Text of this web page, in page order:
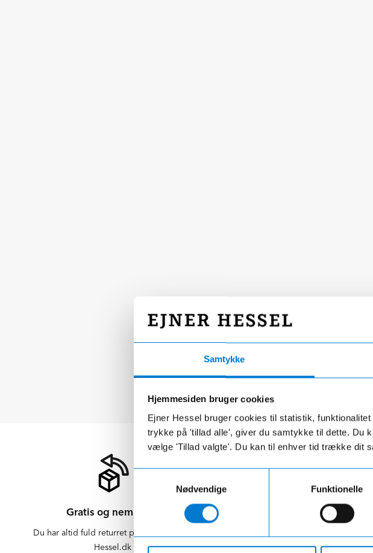
Samtykke
Hjemmesiden bruger cookies
Ejner Hessel bruger cookies til statistik,
trykke på 'tillad alle', giver du samtykke til dette. Du
vælge 'Tillad valgte'. Du kan til enhver tid trække dit
Nødvendige
Funktionelle
Gratis og nem retur
Du har altid fuld returret på varer købt på
Hessel.dk
Fri fragt
er altid gratis afhentning i en af